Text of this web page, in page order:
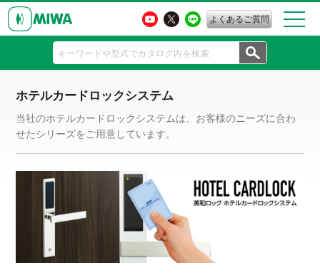
よくあるご質問
ホテルカードロックシステム
当社のホテルカードロックシステムは、お客様のニーズに合わ
せたシリーズをご用意しています。